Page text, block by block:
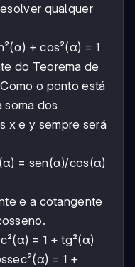
qualquer
+ cos²(α) = 1
do Teorema de
o ponto está
soma dos
x e y sempre será
= sen(α)/cos(α)
e a cotangente
= 1 + tg²(α)
= 1 +